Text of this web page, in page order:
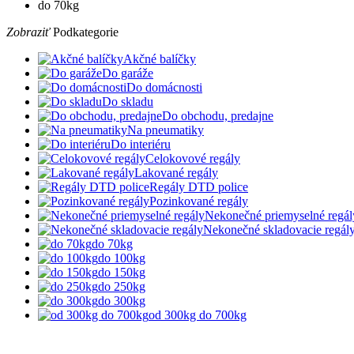
do 70kg
ZobraziťPodkategorie
Akčné balíčky
Do garáže
Do domácnosti
Do skladu
Do obchodu, predajne
Na pneumatiky
Do interiéru
Celokovové regály
Lakované regály
Regály DTD police
Pozinkované regály
Nekonečné priemyselné
Nekonečné skladovacie
do 70kg
do 100kg
do 150kg
do 250kg
do 300kg
od 300kg do 700kg